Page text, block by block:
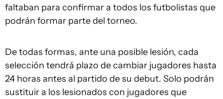
faltaban para confirmar a todos los futbolistas que
podrán formar parte del torneo.
De todas formas, ante una posible lesión, cada
selección tendrá plazo de cambiar jugadores hasta
24 horas antes al partido de su debut. Solo podrán
sustituir a los lesionados con jugadores que